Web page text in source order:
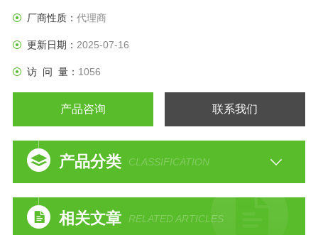
厂商性质： 代理商
更新日期： 2025-07-16
访 问 量： 1056
产品咨询 联系我们
产品分类 CLASSIFICATION
相关文章 RELATED ARTICLES